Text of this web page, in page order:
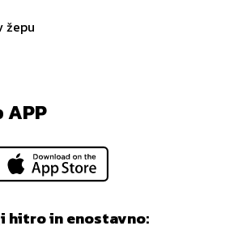
žepu
APP
hitro in enostavno: